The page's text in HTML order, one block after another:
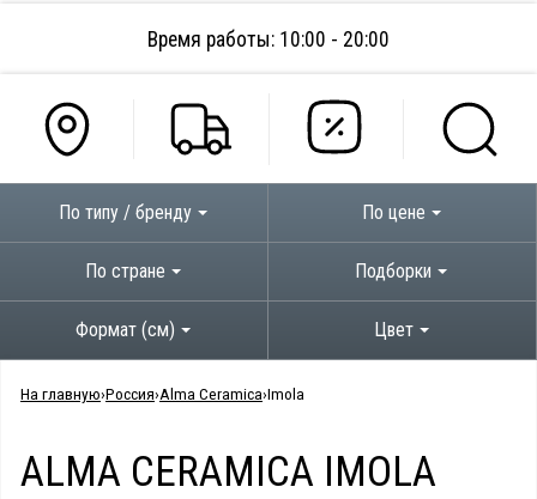
Время работы: 10:00 - 20:00
По типу / бренду По цене
По стране Подборки
Формат (см) Цвет
На главную Россия Alma Ceramica Imola
ALMA CERAMICA IMOLA